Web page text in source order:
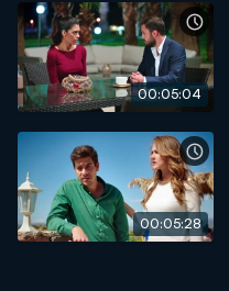
00:05:04
00:05:28